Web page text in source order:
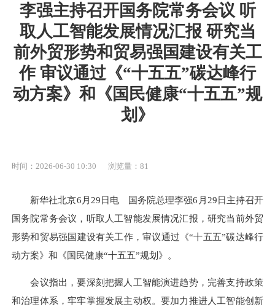
李强主持召开国务院常务会议 听
取人工智能发展情况汇报 研究当
前外贸形势和贸易强国建设有关工
作 审议通过《“十五五”碳达峰行
动方案》和《国民健康“十五五”规
划》
时间：2026-06-30 10:30 浏览量： 81
新华社北京6月29日电 国务院总理李强6月29日主持召开
国务院常务会议，听取人工智能发展情况汇报，研究当前外贸
形势和贸易强国建设有关工作，审议通过《“十五五”碳达峰行
动方案》和《国民健康“十五五”规划》。
会议指出，要深刻把握人工智能演进趋势，完善支持政策
和治理体系，牢牢掌握发展主动权。要加力推进人工智能创新